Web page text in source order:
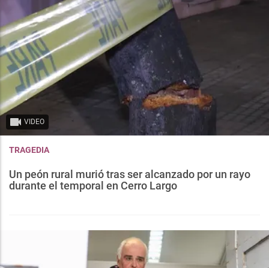
VIDEO
TRAGEDIA
Un peón rural murió tras ser alcanzado por un rayo
durante el temporal en Cerro Largo